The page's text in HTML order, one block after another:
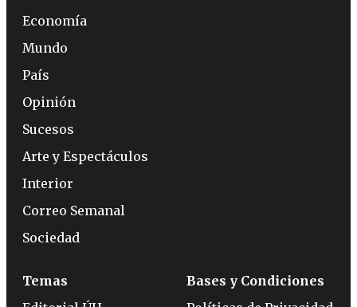
Economía
Mundo
País
Opinión
Sucesos
Arte y Espectáculos
Interior
Correo Semanal
Sociedad
Temas
Bases y Condiciones